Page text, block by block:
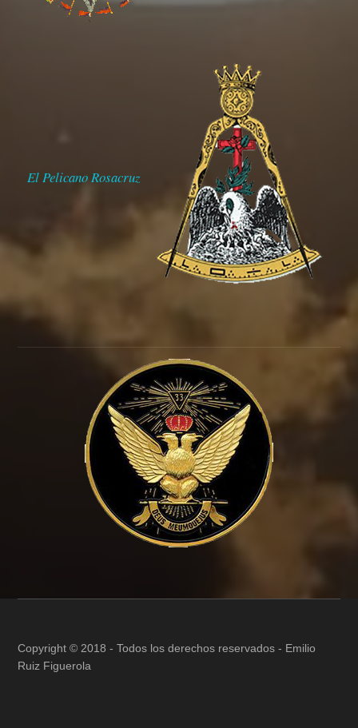
El Pelicano Rosacruz
Copyright © 2018 - Todos los derechos reservados - Emilio
Ruiz Figuerola